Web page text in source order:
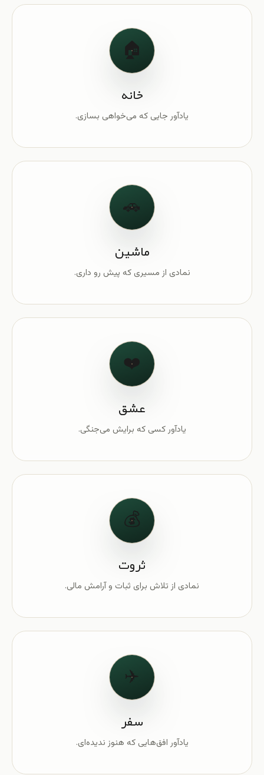
🏠
خانه
یادآور جایی که می‌خواهی بسازی.
🚗
ماشین
نمادی از مسیری که پیش رو داری.
❤️
عشق
یادآور کسی که برایش می‌جنگی.
💰
ثروت
نمادی از تلاش برای ثبات و آرامش مالی.
✈️
سفر
یادآور افق‌هایی که هنوز ندیده‌ای.